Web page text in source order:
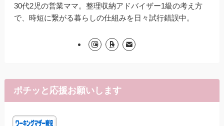
30代2児の営業ママ。整理収納アドバイザー1級の考え方
で、時短に繋がる暮らしの仕組みを日々試行錯誤中。
ポチッと応援お願いします